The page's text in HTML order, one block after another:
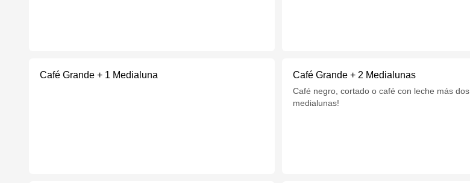
Café Grande + 1 Medialuna Café Grande + 2 Medialunas
Café negro, cortado o café con leche más dos
medialunas!